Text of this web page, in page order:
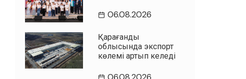
06.08.2026
Қарағанды
облысында экспорт
көлемі артып келеді